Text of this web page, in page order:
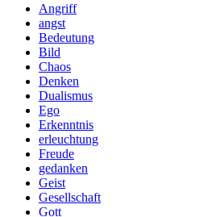
Angriff
angst
Bedeutung
Bild
Chaos
Denken
Dualismus
Ego
Erkenntnis
erleuchtung
Freude
gedanken
Geist
Gesellschaft
Gott